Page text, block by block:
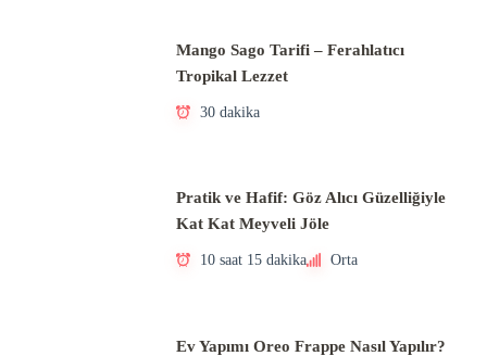
Mango Sago Tarifi – Ferahlatıcı
Tropikal Lezzet
30 dakika
Pratik ve Hafif: Göz Alıcı Güzelliğiyle
Kat Kat Meyveli Jöle
10 saat 15 dakika Orta
Ev Yapımı Oreo Frappe Nasıl Yapılır?